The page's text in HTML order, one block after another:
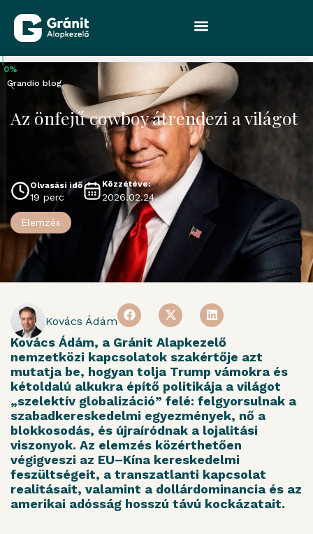
Grandio blog
Az önfejű cowboy átrendezi a világot
Olvasási idő
19 perc
Közzétéve:
2026.02.24.
Elemzés
Kovács Ádám
Kovács Ádám, a Gránit Alapkezelő
nemzetközi kapcsolatok szakértője azt
mutatja be, hogyan tolja Trump vámokra és
kétoldalú alkukra építő politikája a világot
„szelektív globalizáció” felé: felgyorsulnak a
szabadkereskedelmi egyezmények, nő a
blokkosodás, és újraíródnak a lojalitási
viszonyok. Az elemzés közérthetően
végigveszi az EU–Kína kereskedelmi
feszültségeit, a transzatlanti kapcsolat
realitásait, valamint a dollárdominancia és az
amerikai adósság hosszú távú kockázatait.
0%